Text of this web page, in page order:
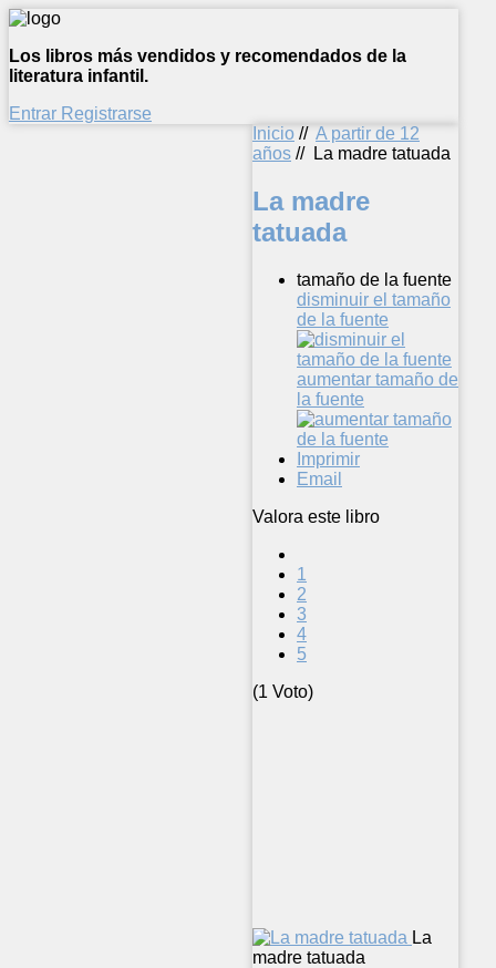
Los libros más vendidos y recomendados de la
literatura infantil.
Entrar Registrarse
Inicio // A partir de 12
años // La madre tatuada
La madre
tatuada
tamaño de la fuente
disminuir el tamaño
de la fuente
aumentar tamaño de
la fuente
Imprimir
Email
Valora este libro
1
2
3
4
5
(1 Voto)
La
madre tatuada